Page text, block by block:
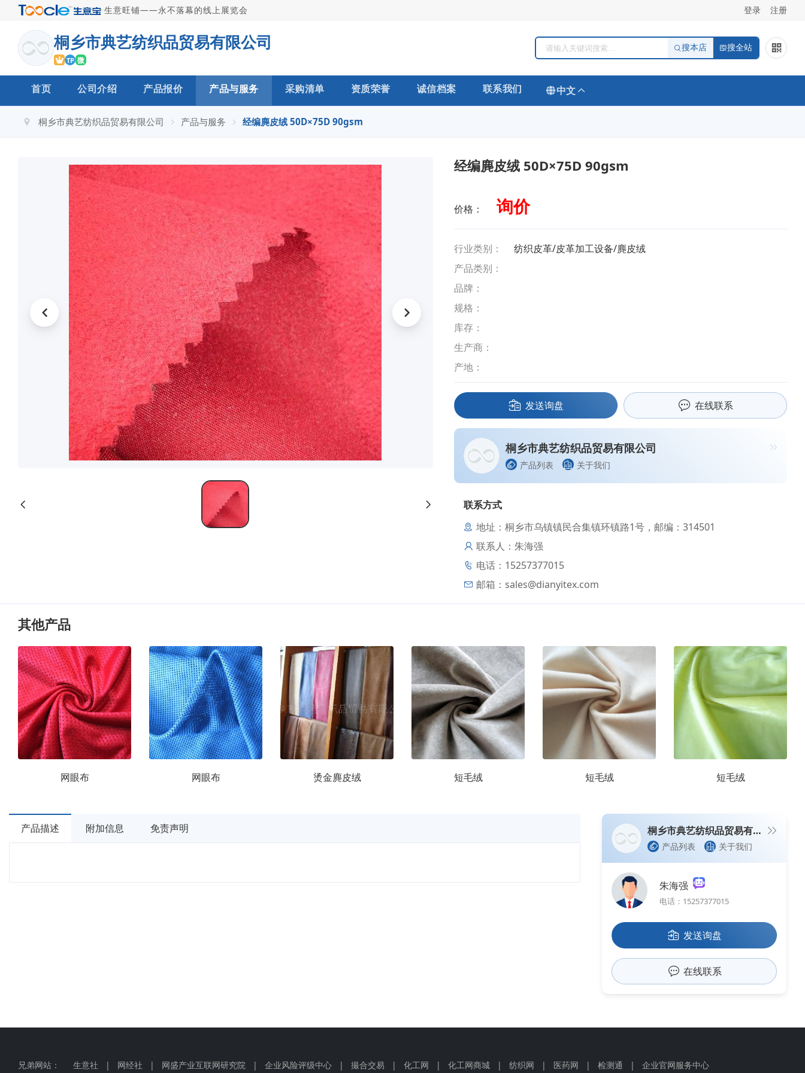
·生意旺铺——永不落幕的线上展览会 登录 注册
桐乡市典艺纺织品贸易有限公司
TP 微
搜本店 搜全站
首页 公司介绍 产品报价 产品与服务 采购清单 资质荣誉 诚信档案 联系我们 中文
桐乡市典艺纺织品贸易有限公司 产品与服务 经编麂皮绒 50D×75D 90gsm
经编麂皮绒 50D×75D 90gsm
价格： 询价
行业类别：
纺织皮革/皮革加工设备/麂皮绒
产品类别：
品牌：
规格：
库存：
生产商：
产地：
发送询盘 在线联系
桐乡市典艺纺织品贸易有限公司
产品列表 关于我们
联系方式
地址：桐乡市乌镇镇民合集镇环镇路1号，邮编：314501
联系人：朱海强
电话：15257377015
邮箱： sales@dianyitex.com
其他产品
网眼布 网眼布 烫金麂皮绒 短毛绒 短毛绒 短毛绒
产品描述 附加信息 免责声明 桐乡市典艺纺织品贸易有限公司
产品列表 关于我们
朱海强
电话：15257377015
发送询盘
在线联系
兄弟网站： 生意社 | 网经社 | 网盛产业互联网研究院 | 企业风险评级中心 | 撮合交易 | 化工网 | 化工网商城 | 纺织网 | 医药网 | 检测通 | 企业官网服务中心